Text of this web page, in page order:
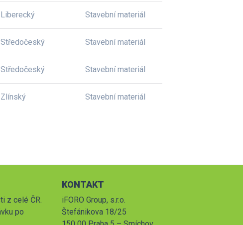
Liberecký Stavební materiál
Středočeský Stavební materiál
Středočeský Stavební materiál
Zlínský Stavební materiál
z celé ČR.
po
KONTAKT
iFORO Group, s.r.o.
Štefánikova 18/25